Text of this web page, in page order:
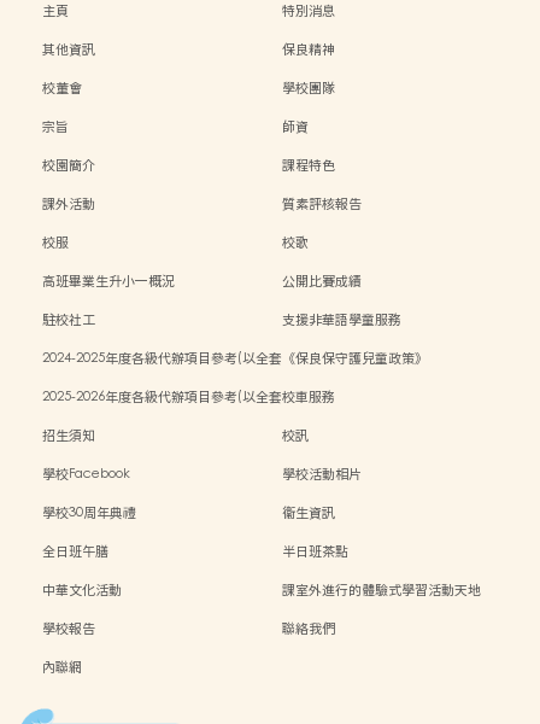
主頁
特別消息
其他資訊
保良精神
校董會
學校團隊
宗旨
師資
校園簡介
課程特色
課外活動
質素評核報告
校服
校歌
高班畢業生升小一概況
公開比賽成績
駐校社工
支援非華語學童服務
2024-2025年度各級代辦項目參考(以全套 《保良保守護兒童政策》
2025-2026年度各級代辦項目參考(以全套校車服務
招生須知
校訊
學校Facebook
學校活動相片
學校30周年典禮
衞生資訊
全日班午膳
半日班茶點
中華文化活動
課室外進行的體驗式學習活動天地
學校報告
聯絡我們
內聯網